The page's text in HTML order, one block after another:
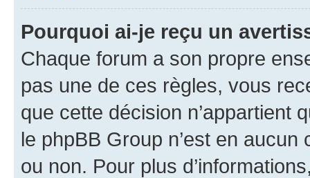
Pourquoi ai-je reçu un
Chaque forum a son propre
pas une de ces règles, vous
que cette décision n’appartient
le phpBB Group n’est en
ou non. Pour plus